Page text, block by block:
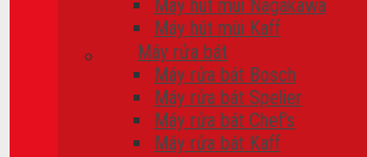
Máy hút mùi Nagakawa
Máy hút mùi Kaff
Máy rửa bát
Máy rửa bát Bosch
Máy rửa bát Spelier
Máy rửa bát Chef’s
Máy rửa bát Kaff